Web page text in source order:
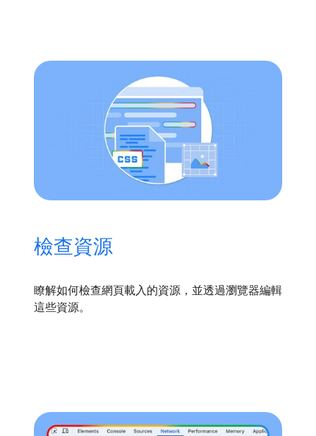
檢查資源
瞭解如何檢查網頁載入的資源，並透過瀏覽器編輯
這些資源。